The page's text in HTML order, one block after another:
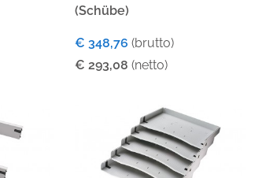
(Schübe)
€ 348,76 (brutto)
€ 293,08 (netto)